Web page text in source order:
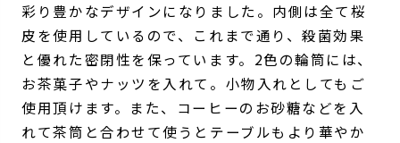
彩り豊かなデザインになりました。内側は全て桜
皮を使用しているので、これまで通り、殺菌効果
と優れた密閉性を保っています。2色の輪筒には、
お茶菓子やナッツを入れて。小物入れとしてもご
使用頂けます。また、コーヒーのお砂糖などを入
れて茶筒と合わせて使うとテーブルもより華やか